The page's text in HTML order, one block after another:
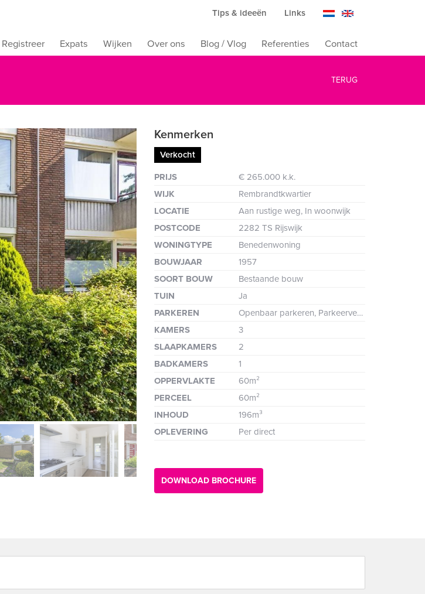
Tips & ideeën Links
Registreer Expats Wijken Over ons Blog / Vlog Referenties Contact
TERUG
volgende
Vergroten
volgende
Kenmerken
Verkocht
PRIJS
€ 265.000 k.k.
WIJK
Rembrandtkwartier
LOCATIE
Aan rustige weg, In woonwijk
POSTCODE
2282 TS Rijswijk
WONINGTYPE
Benedenwoning
BOUWJAAR
1957
SOORT BOUW
Bestaande bouw
TUIN
Ja
PARKEREN
Openbaar parkeren, Parkeervergunning
KAMERS
3
SLAAPKAMERS
2
BADKAMERS
1
OPPERVLAKTE
60m²
PERCEEL
60m²
INHOUD
196m³
OPLEVERING
Per direct
DOWNLOAD BROCHURE